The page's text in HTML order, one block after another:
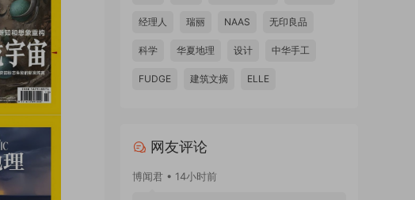
经理人 瑞丽 NAAS 无印良品
科学 华夏地理 设计 中华手工
FUDGE 建筑文摘 ELLE
网友评论
博闻君 • 14小时前